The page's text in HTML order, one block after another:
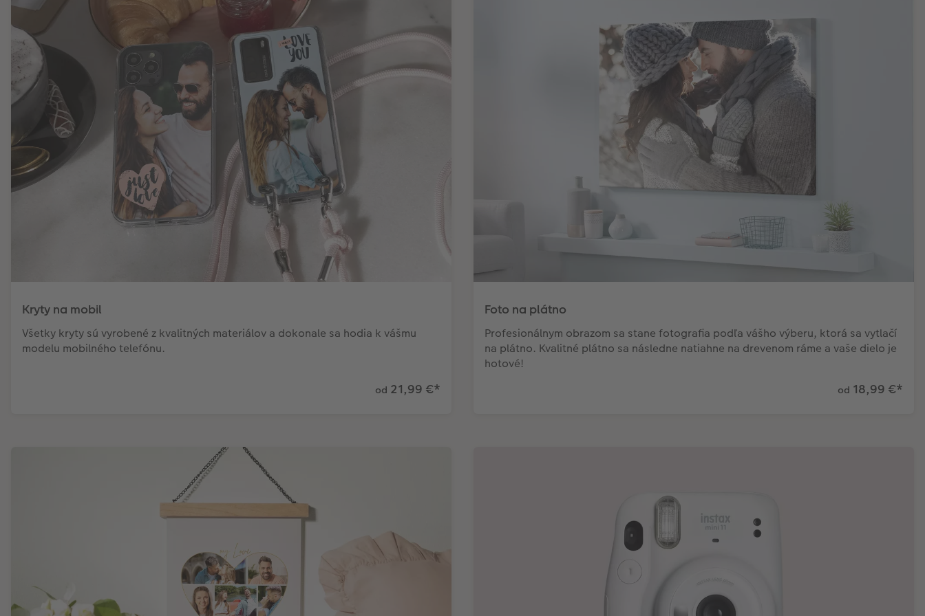
Kryty na mobil
Všetky kryty sú vyrobené z kvalitných materiálov a dokonale sa hodia k vášmu
modelu mobilného telefónu.
od 21,99 €*
Foto na plátno
Profesionálnym obrazom sa stane fotografia podľa vášho výberu, ktorá sa vytlačí
na plátno. Kvalitné plátno sa následne natiahne na drevenom ráme a vaše dielo je
hotové!
od 18,99 €*